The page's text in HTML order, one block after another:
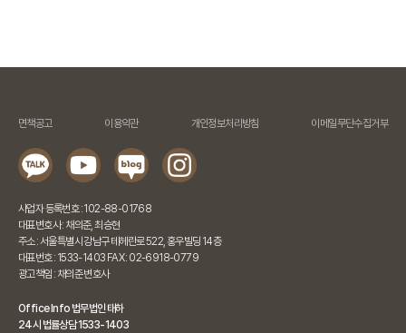
면책공고 이용약관 개인정보처리방침 이메일무단수집거부
사업자 등록번호 : 102-88-01768
대표변호사 : 채의준, 최승현
주소 : 서울특별시 강남구 테헤란로 522, 홍우빌딩 14층
대표번호 : 1533-1403 FAX : 02-6918-0779
광고책임 : 채의준 변호사
Office Info 법무법인 태하
24시 법률상담 1533-1403